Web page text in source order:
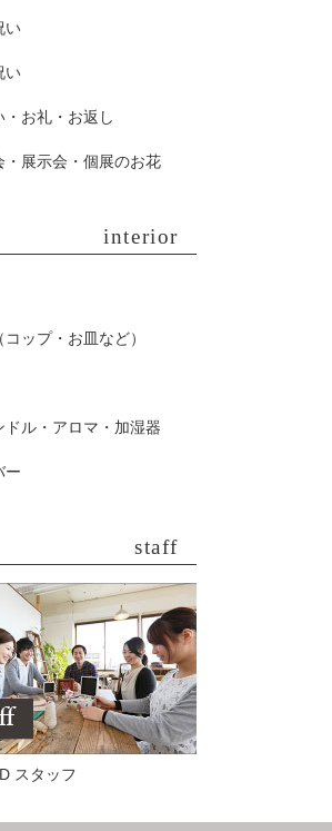
い
い
・お礼・お返し
・展示会・個展のお花
interior
コップ・お皿など）
ドル・アロマ・加湿器
ー
staff
スタッフ